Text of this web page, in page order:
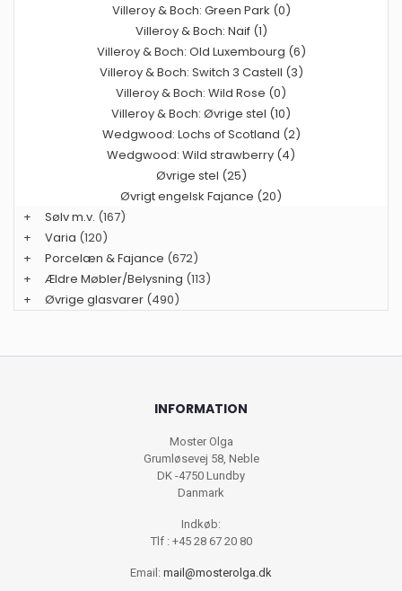
Villeroy & Boch: Green Park (0)
Villeroy & Boch: Naif (1)
Villeroy & Boch: Old Luxembourg (6)
Villeroy & Boch: Switch 3 Castell (3)
Villeroy & Boch: Wild Rose (0)
Villeroy & Boch: Øvrige stel (10)
Wedgwood: Lochs of Scotland (2)
Wedgwood: Wild strawberry (4)
Øvrige stel (25)
Øvrigt engelsk Fajance (20)
+
Sølv m.v. (167)
+
Varia (120)
+
Porcelæn & Fajance (672)
+
Ældre Møbler/Belysning (113)
+
Øvrige glasvarer (490)
INFORMATION
Moster Olga
Grumløsevej 58, Neble
DK -4750 Lundby
Danmark
Indkøb:
Tlf : +45 28 67 20 80
Email: mail@mosterolga.dk